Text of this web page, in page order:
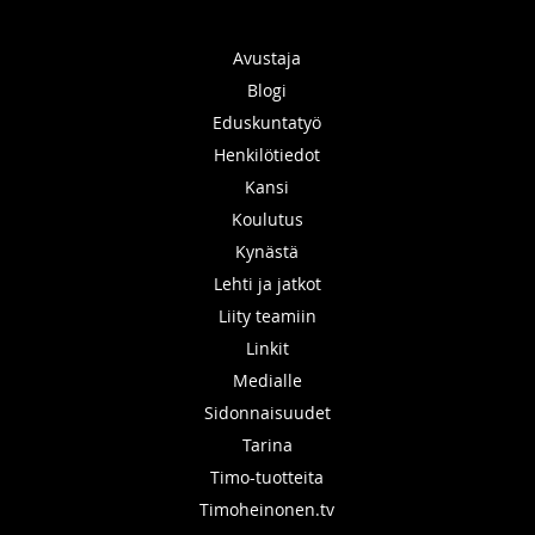
Avustaja
Blogi
Eduskuntatyö
Henkilötiedot
Kansi
Koulutus
Kynästä
Lehti ja jatkot
Liity teamiin
Linkit
Medialle
Sidonnaisuudet
Tarina
Timo-tuotteita
Timoheinonen.tv